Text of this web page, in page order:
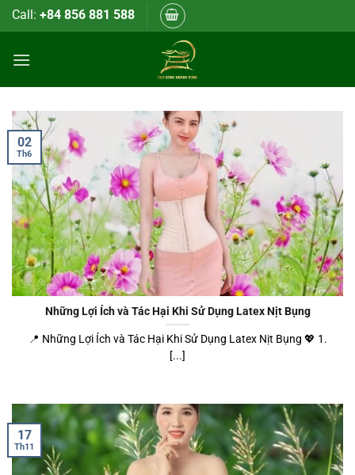
Bỏ
qua
dung
Call: +84 856 881 588
Những Lợi Ích và Tác Hại Khi Sử Dụng Latex Nịt Bụng
📍 Những Lợi Ích và Tác Hại Khi Sử Dụng Latex Nịt Bụng 💖 1.
[...]
02
Th6
17
Th11